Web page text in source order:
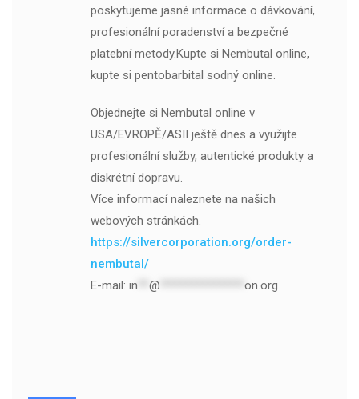
poskytujeme jasné informace o dávkování,
profesionální poradenství a bezpečné
platební metody.Kupte si Nembutal online,
kupte si pentobarbital sodný online.
Objednejte si Nembutal online v
USA/EVROPĚ/ASII ještě dnes a využijte
profesionální služby, autentické produkty a
diskrétní dopravu.
Více informací naleznete na našich
webových stránkách.
https://silvercorporation.org/order-
nembutal/
E-mail: in @ on.org